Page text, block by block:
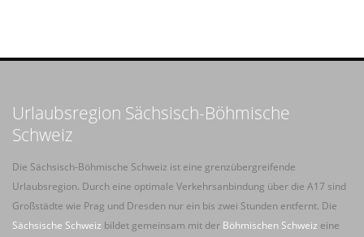
Urlaubsregion Sächsisch-Böhmische
Schweiz
Die Sächsisch-Böhmische Schweiz ist eine grenzübergreifende
Urlaubsregion. Durch eine optimale Verkehrsanbindung über die A17 sind
Großstädte wie Prag und Dresden nur ein bis zwei Stunden entfernt. Die
Sächsische Schweiz bildet gemeinsam mit der Böhmischen Schweiz eine